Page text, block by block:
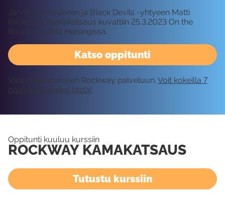
Katso oppitunti
Janne Louhivuoren ja Black Devils -yhtyeen Matti
Kähkösen Kamakatsaus kuvattiin 25.3.2023 On the
Rocks -klubilla Helsingissä.
Vaatii kirjautumisen Rockway palveluun. Voit kokeilla 7
päivää ilmaiseksi tästä!
Oppitunti kuuluu kurssiin
ROCKWAY KAMAKATSAUS
Tutustu kurssiin